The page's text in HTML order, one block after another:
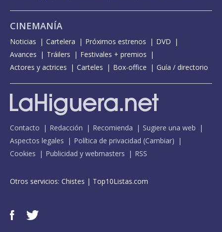
CINEMANÍA
Noticias Cartelera Próximos estrenos
DVD
Avances
Tráilers
Festivales + premios
Actores y actrices
Carteles Box-office Guía / directorio
Contacto Redacción Recomienda
Sugiere una web
Aspectos legales
Política de privacidad (Cambiar)
Cookies
Publicidad y webmasters RSS
Otros servicios: Chistes | Top10Listas.com